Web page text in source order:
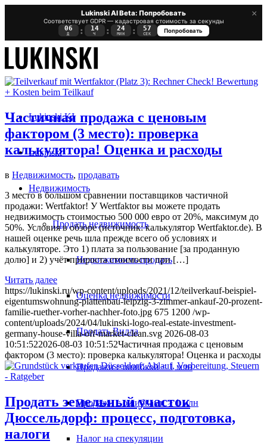
×
Lukinski AI Beta: Попробовать
Соответствует GDPR — кадастровая стоимость за секунды
06
Д : 14
Ч : 24
МИН : 56
СЕК
Попробовать
Lukinski KI
Lukinski
Недвижимость
Продать недвижимость
Недвижимость продать
Оценка недвижимости
Продать Вилла
Продажи с ошибкой < 1 млн
Продажи с ошибками > 1 млн
Налог на спекуляции
Частичная продажа с ценовым
фактором (3 место): проверка
калькулятора! Оценка и расходы
в Недвижимость, продавать
3 место в большом сравнении поставщиков частичной
продажи: Wertfaktor! У Wertfaktor вы можете продать
недвижимость стоимостью 500 000 евро от 20%, максимум до
50%. Условия в обзоре (источник: калькулятор Wertfaktor.de). В
нашей оценке речь шла прежде всего об условиях и
калькуляторе. Это 1) плата за пользование [за проданную
долю] и 2) учёт прироста стоимости при […]
Читать далее
https://lukinski.ru/wp-content/uploads/2021/12/teilverkauf-beispiel-
eigentumswohnung-plattenbau-leipzig-3-zimmer-ankauf-20-prozent-
familie-ruether-vorher-nachher-foto.jpg 675 1200 /wp-
content/uploads/2024/04/lukinski-logo-real-estate-investment-
germany-house-villa-off-market-clean.svg 2026-08-03
10:51:522026-08-03 10:51:52Частичная продажа с ценовым
фактором (3 место): проверка калькулятора! Оценка и расходы
Продать земельный участок
Дюссельдорф: процесс, подготовка,
налоги